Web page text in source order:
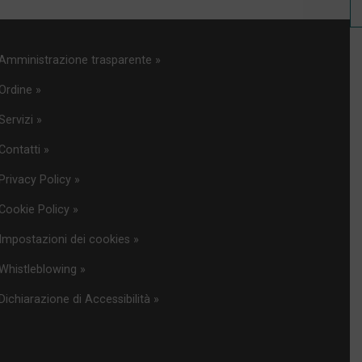
trasparente »
Ordine »
»
Contatti »
Privacy Policy »
Cookie Policy »
Impostazioni dei cookies »
»
Dichiarazione di Accessibilità »